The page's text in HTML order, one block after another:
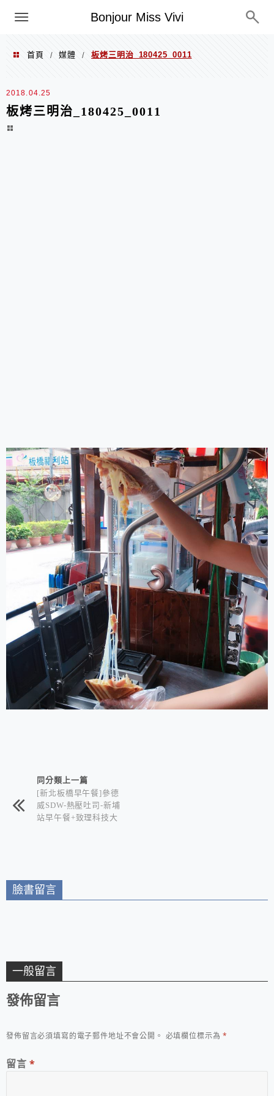
Bonjour Miss Vivi
選單
首頁 / 媒體 / 板烤三明治_180425_0011
2018.04.25
板烤三明治_180425_0011
相連文章同分類上一篇
[新北板橋早午餐]參德
威SDW-熱壓吐司-新埔
站早午餐+致理科技大
臉書留言
一般留言
發佈留言
發佈留言必須填寫的電子郵件地址不會公開。 必填欄位標示為*
留言 *